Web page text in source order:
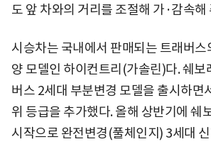
도 앞 차와의 거리를 조절해 가·감속해
시승차는 국내에서 판매되는 트래버스
양 모델인 하이컨트리(가솔린)다. 쉐보
버스 2세대 부분변경 모델을 출시하면
위 등급을 추가했다. 올해 상반기에 쉐
시작으로 완전변경(풀체인지) 3세대